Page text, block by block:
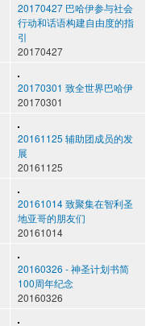
20170427 巴哈伊参与社会
行动和话语构建自由度的指
引
20170427
20170301 致全世界巴哈伊
20170301
20161125 辅助团成员的发
展
20161125
20161014 致聚集在智利圣
地亚哥的朋友们
20161014
20160326 - 神圣计划书简
100周年纪念
20160326